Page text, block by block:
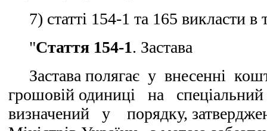
7) статті 154-1 та 165 викласти в
"Стаття 154-1. Застава
Застава полягає у внесенні
грошовій одиниці на
визначений у порядку,